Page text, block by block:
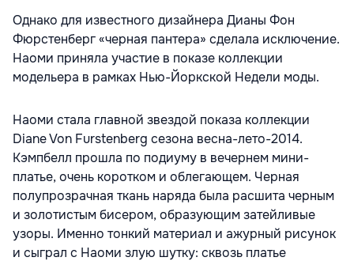
Однако для известного дизайнера Дианы Фон
Фюрстенберг «черная пантера» сделала исключение.
Наоми приняла участие в показе коллекции
модельера в рамках Нью-Йоркской Недели моды.
Наоми стала главной звездой показа коллекции
Diane Von Furstenberg сезона весна-лето-2014.
Кэмпбелл прошла по подиуму в вечернем мини-
платье, очень коротком и облегающем. Черная
полупрозрачная ткань наряда была расшита черным
и золотистым бисером, образующим затейливые
узоры. Именно тонкий материал и ажурный рисунок
и сыграл с Наоми злую шутку: сквозь платье